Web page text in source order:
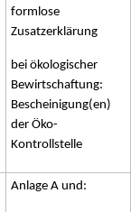
formlose
Zusatzerklärung
bei ökologischer
Bewirtschaftung:
Bescheinigung(en)
der Öko-
Kontrollstelle
Anlage A und: